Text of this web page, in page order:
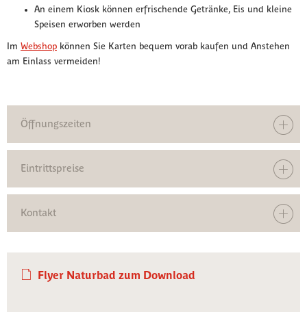
An einem Kiosk können erfrischende Getränke, Eis und kleine
Speisen erworben werden
Im Webshop können Sie Karten bequem vorab kaufen und Anstehen
am Einlass vermeiden!
Öffnungszeiten
Eintrittspreise
Kontakt
Flyer Naturbad zum Download